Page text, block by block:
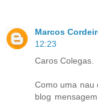
Marcos
12:23
Caros Colegas.
Como uma nau
blog